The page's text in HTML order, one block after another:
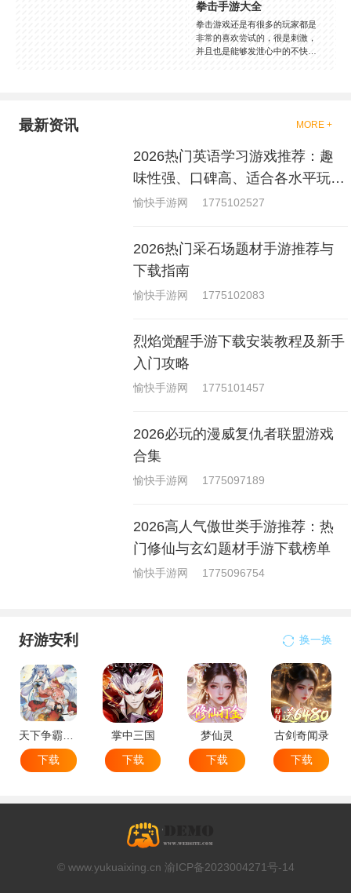
拳击手游大全
拳击游戏还是有很多的玩家都是
非常的喜欢尝试的，很是刺激，
并且也是能够发泄心中的不快
够去进行体验的，我们也是能够
就是收集了一些有意思的拳击游
戏，相信你们一定会喜欢的。
最新资讯 MORE +
2026热门英语学习游戏推荐：趣
味性强、口碑高、适合各水平玩家
的英语游戏合集
愉快手游网 1775102527
2026热门采石场题材手游推荐与
下载指南
愉快手游网 1775102083
烈焰觉醒手游下载安装教程及新手
入门攻略
愉快手游网 1775101457
2026必玩的漫威复仇者联盟游戏
合集
愉快手游网 1775097189
2026高人气傲世类手游推荐：热
门修仙与玄幻题材手游下载榜单
愉快手游网 1775096754
好游安利 换一换
天下争霸三国志
下载
掌中三国
下载
梦仙灵
下载
古剑奇闻录
下载
© www.yukuaixing.cn 渝ICP备2023004271号-14